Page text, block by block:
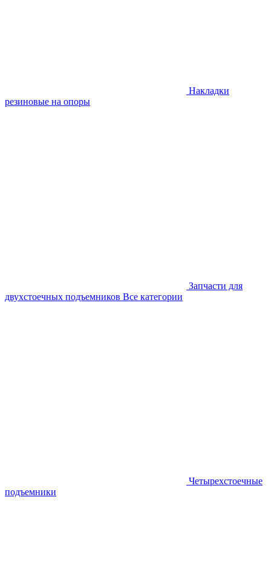
Накладки
резиновые на опоры
Запчасти для
двухстоечных подъемников Все категории
Четырехстоечные
подъемники